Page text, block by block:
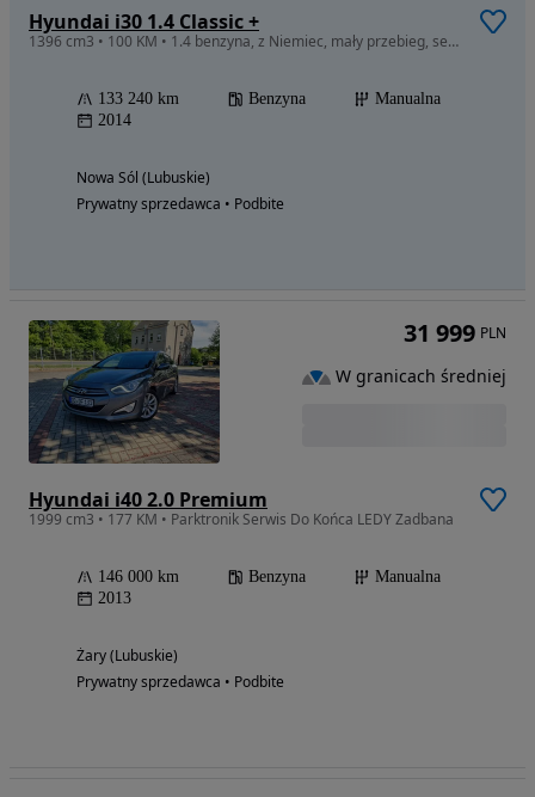
Hyundai i30 1.4 Classic +
1396 cm3 • 100 KM • 1.4 benzyna, z Niemiec, mały przebieg, serwisowany
133 240 km Benzyna
Manualna
2014
Nowa Sól (Lubuskie)
Prywatny sprzedawca • Podbite
Hyundai i40 2.0 Premium
1999 cm3 • 177 KM • Parktronik Serwis Do Końca LEDY Zadbana
146 000 km Benzyna
Manualna
2013
Żary (Lubuskie)
Prywatny sprzedawca • Podbite
31 999 PLN
W granicach średniej